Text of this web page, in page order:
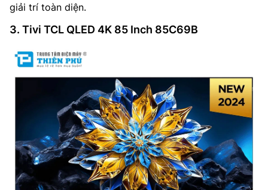
giải trí toàn diện.
3. Tivi TCL QLED 4K 85 Inch 85C69B